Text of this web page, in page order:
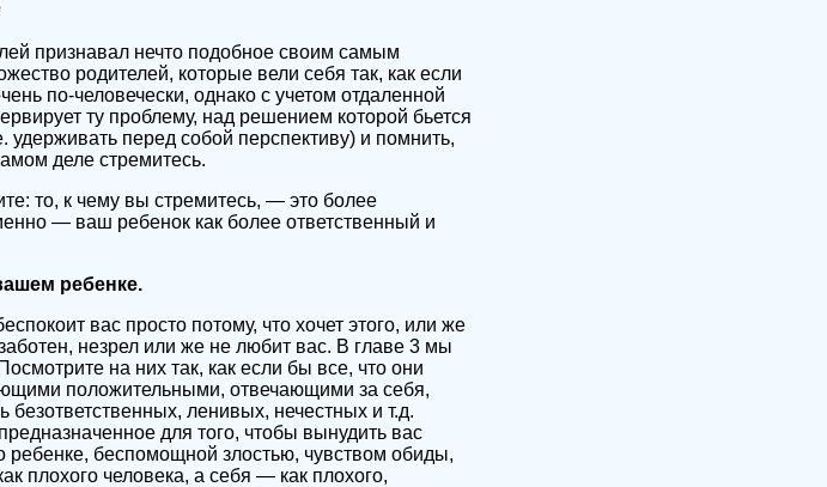
признавал нечто подобное своим самым
родителей, которые вели себя так, как если
по-человечески, однако с учетом отдаленной
ту проблему, над решением которой бьется
перед собой перспективу) и помнить,
деле стремитесь.
то, к чему вы стремитесь, — это более
— ваш ребенок как более ответственный и
ребенке.
вас просто потому, что хочет этого, или же
незрел или же не любит вас. В главе 3 мы
на них так, как если бы все, что они
положительными, отвечающими за себя,
ленивых, нечестных и т.д.
для того, чтобы вынудить вас
ребенке, беспомощной злостью, чувством обиды,
плохого человека, а себя — как плохого,